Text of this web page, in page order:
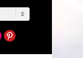
FlickrPinterest